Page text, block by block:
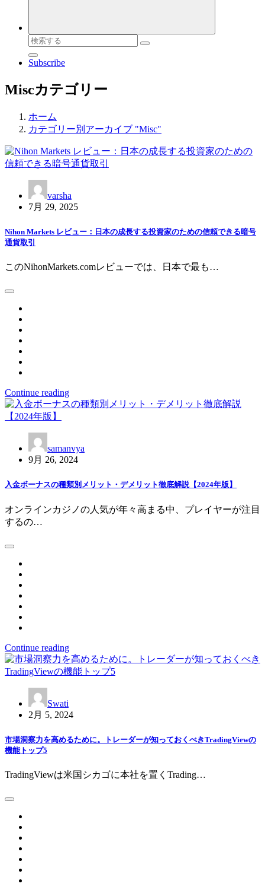
検
索
対
Subscribe
Miscカテゴリー
ホーム
カテゴリー別アーカイブ "Misc"
varsha
7月 29, 2025
Nihon Markets レビュー：日本の成長する投資家のための信頼できる暗号
通貨取引
このNihonMarkets.comレビューでは、日本で最も…
Continue reading
samanvya
9月 26, 2024
入金ボーナスの種類別メリット・デメリット徹底解説【2024年版】
オンラインカジノの人気が年々高まる中、プレイヤーが注目
するの…
Continue reading
Swati
2月 5, 2024
市場洞察力を高めるために。トレーダーが知っておくべきTradingViewの
機能トップ5
TradingViewは米国シカゴに本社を置くTrading…